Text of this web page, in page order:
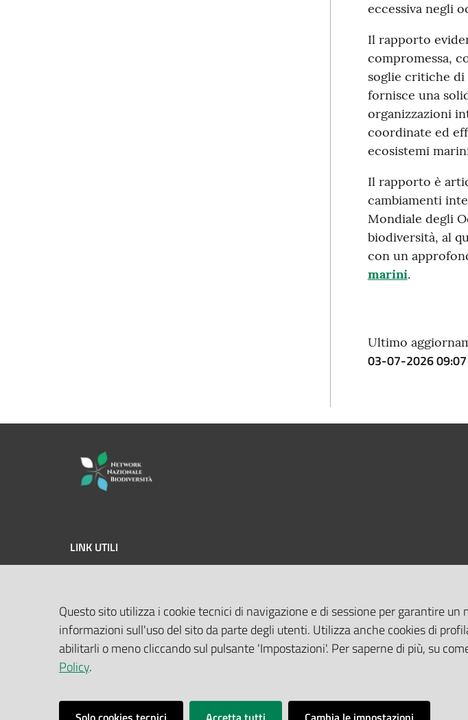
eccessiva negli
Il rapporto
compromessa,
soglie critiche di
fornisce una
organizzazioni
coordinate ed
ecosistemi
Il rapporto è
cambiamenti
Mondiale degli
biodiversità, al
con un
marini.
Ultimo
03-07-2026 09:07
LINK UTILI
ISPRA
Geoportale Nazionale
Biocase
Questo sito utilizza i cookie tecnici di navigazione e di sessione per garantire
informazioni sull'uso del sito da parte degli utenti. Utilizza anche cookies di
abilitarli o meno cliccando sul pulsante 'Impostazioni'. Per saperne di più, su
Policy.